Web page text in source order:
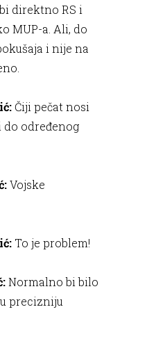
direktno RS i
MUP-a. Ali, do
i nije na
Čiji pečat nosi
određenog
Vojske
To je problem!
Normalno bi bilo
precizniju